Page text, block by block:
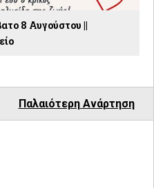
8 Αυγούστου ||
Παλαιότερη Ανάρτηση